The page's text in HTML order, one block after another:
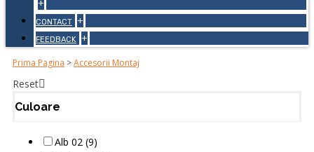
+
CONTACT +
FEEDBACK +
Prima Pagina >Accesorii Montaj
Reset
Culoare
Alb 02 (9)